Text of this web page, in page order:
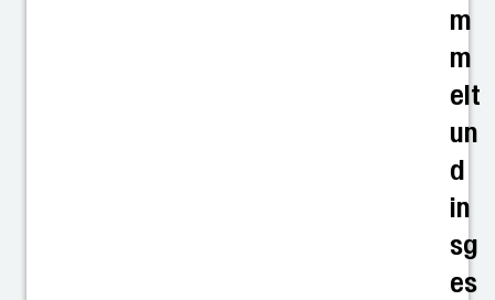
m
m
elt
un
d
in
sg
es